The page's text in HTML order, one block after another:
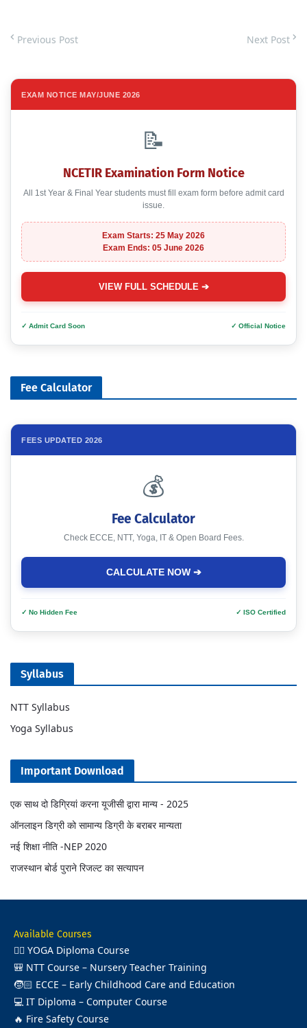
Previous Post Next Post
EXAM NOTICE MAY/JUNE 2026
📝
NCETIR Examination Form Notice
All 1st Year & Final Year students must fill exam form before admit card
issue.
Exam Starts: 25 May 2026
Exam Ends: 05 June 2026
VIEW FULL SCHEDULE ➔
✓ Admit Card Soon ✓ Official Notice
Fee Calculator
FEES UPDATED 2026
💰
Fee Calculator
Check ECCE, NTT, Yoga, IT & Open Board Fees.
CALCULATE NOW ➔
✓ No Hidden Fee ✓ ISO Certified
Syllabus
NTT Syllabus
Yoga Syllabus
Important Download
एक साथ दो डिग्रियां करना यूजीसी द्वारा मान्य - 2025
ऑनलाइन डिग्री को सामान्य डिग्री के बराबर मान्यता
नई शिक्षा नीति -NEP 2020
राजस्थान बोर्ड पुराने रिजल्ट का सत्यापन
Available Courses
🧘‍♂️ YOGA Diploma Course
🎒 NTT Course – Nursery Teacher Training
🧒🏻 ECCE – Early Childhood Care and Education
💻 IT Diploma – Computer Course
🔥 Fire Safety Course